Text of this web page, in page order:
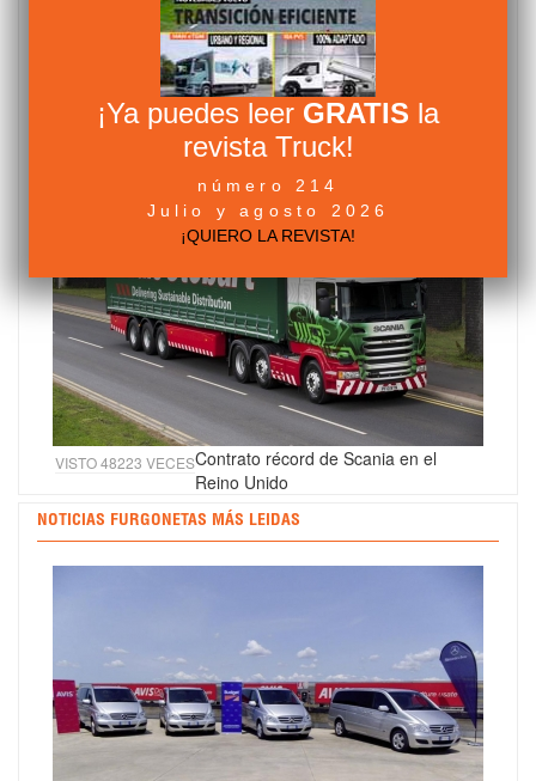
VISTO 50549 VECES MAN no prevé un crecimiento del
mercado para este año
VISTO 48223 VECESContrato récord de Scania en el
Reino Unido
NOTICIAS FURGONETAS MÁS LEIDAS
¡Ya puedes leer GRATIS la
revista Truck!
número 214
Julio y agosto 2026
¡QUIERO LA REVISTA!